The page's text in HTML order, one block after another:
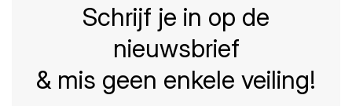
Schrijf je in op de
nieuwsbrief
& mis geen enkele veiling!